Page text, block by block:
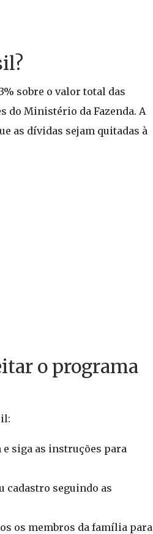
sobre o valor total das
do Ministério da Fazenda. A
as dívidas sejam quitadas à
o programa
e siga as instruções para
cadastro seguindo as
os membros da família para